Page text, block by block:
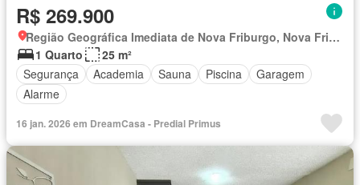
R$ 269.900
Região Geográfica Imediata de Nova Friburgo, Nova Friburgo
1 Quarto
25 m²
Segurança
Academia Sauna Piscina
Garagem
Alarme
16 jan. 2026 em DreamCasa - Predial Primus